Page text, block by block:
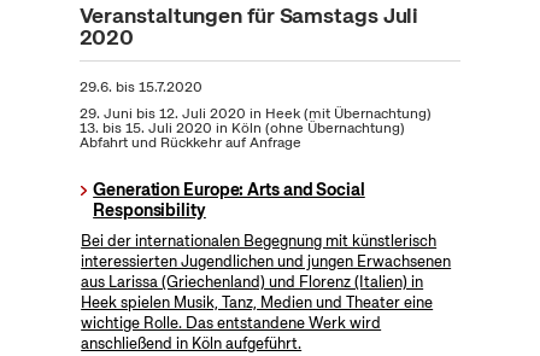
Veranstaltungen für Samstags Juli
2020
29.6. bis15.7.2020
29. Juni bis 12. Juli 2020 in Heek (mit Übernachtung)
13. bis 15. Juli 2020 in Köln (ohne Übernachtung)
Abfahrt und Rückkehr auf Anfrage
Generation Europe: Arts and Social
Responsibility
Bei der internationalen Begegnung mit künstlerisch
interessierten Jugendlichen und jungen Erwachsenen
aus Larissa (Griechenland) und Florenz (Italien) in
Heek spielen Musik, Tanz, Medien und Theater eine
wichtige Rolle. Das entstandene Werk wird
anschließend in Köln aufgeführt.